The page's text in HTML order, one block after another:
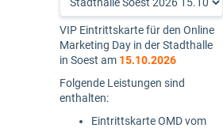
VIP Eintrittskarte für den Online
Marketing Day in der Stadthalle
in Soest am 15.10.2026
Folgende Leistungen sind
enthalten:
Eintrittskarte OMD vom